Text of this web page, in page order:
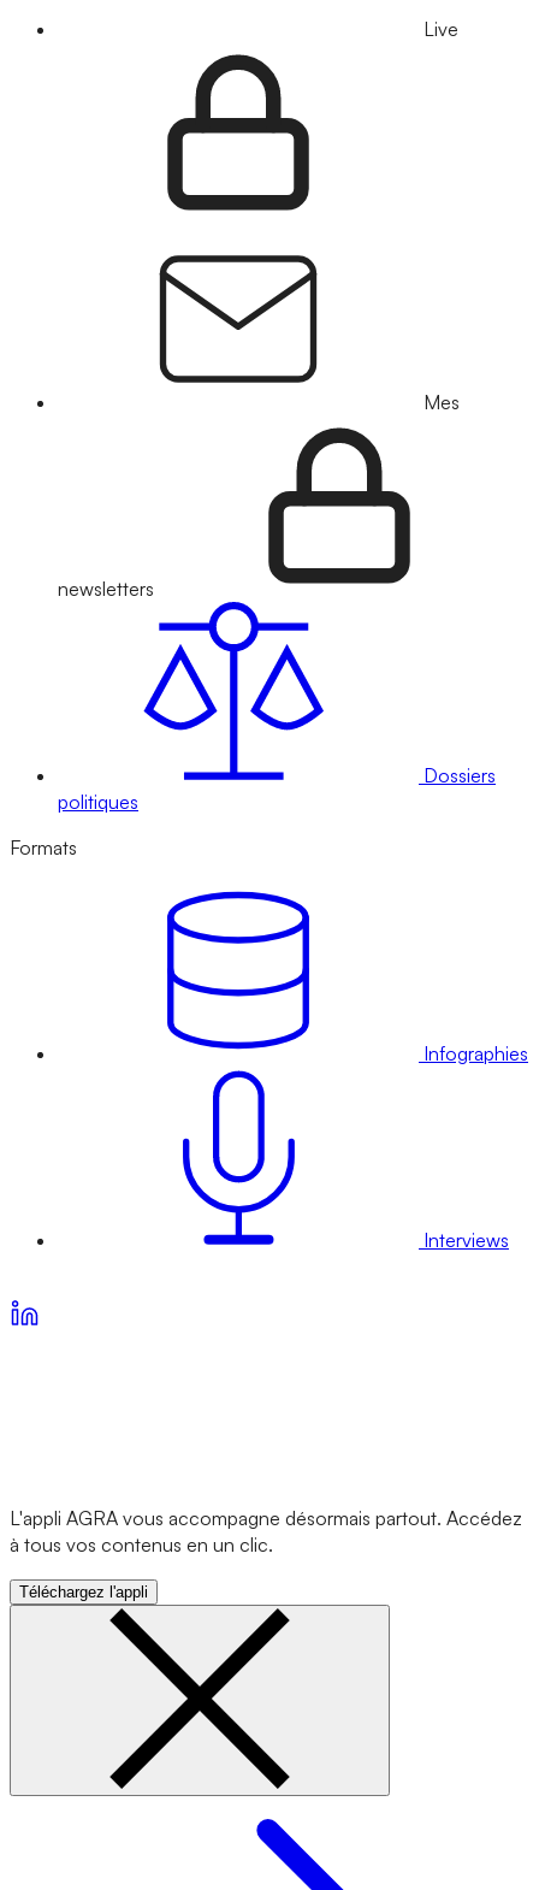
Live
Mes
newsletters
Dossiers
politiques
Formats
Infographies
Interviews
L'appli AGRA vous accompagne désormais partout. Accédez
à tous vos contenus en un clic.
Téléchargez l'appli